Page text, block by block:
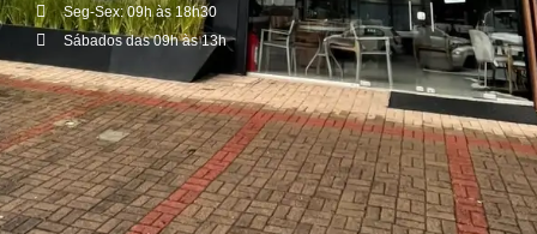
Seg-Sex: 09h às 18h30
Sábados das 09h às 13h